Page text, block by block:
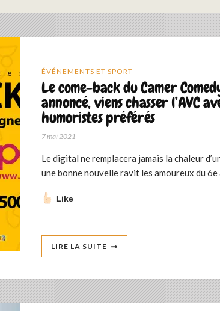
ÉVÉNEMENTS ET SPORT
Le come-back du Camer
annoncé, viens chasser l’AVC
humoristes préférés
7 mai 2021
Le digital ne remplacera jamais la chaleur
une bonne nouvelle ravit les amoureux du
Like
LIRE LA SUITE